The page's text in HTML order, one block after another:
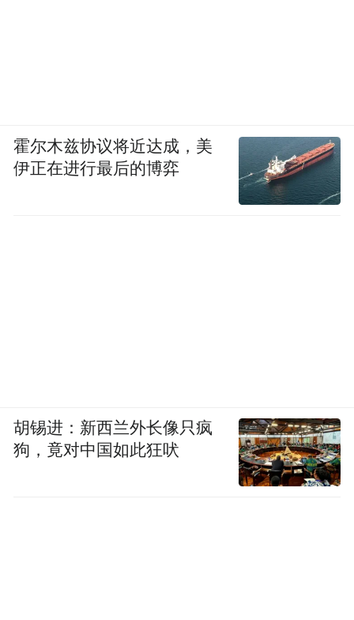
霍尔木兹协议将近达成，美
伊正在进行最后的博弈
胡锡进：新西兰外长像只疯
狗，竟对中国如此狂吠